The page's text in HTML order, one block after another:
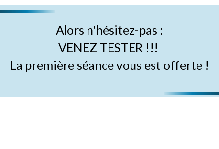
Alors n'hésitez-pas :
VENEZ TESTER !!!
La première séance vous est offerte !